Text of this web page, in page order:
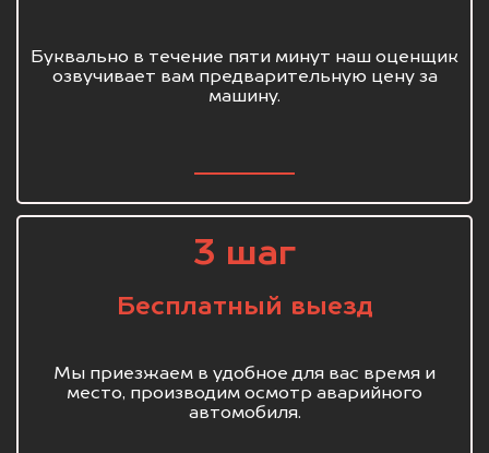
Буквально в течение пяти минут наш оценщик
озвучивает вам предварительную цену за
машину.
3 шаг
Бесплатный выезд
Мы приезжаем в удобное для вас время и
место, производим осмотр аварийного
автомобиля.